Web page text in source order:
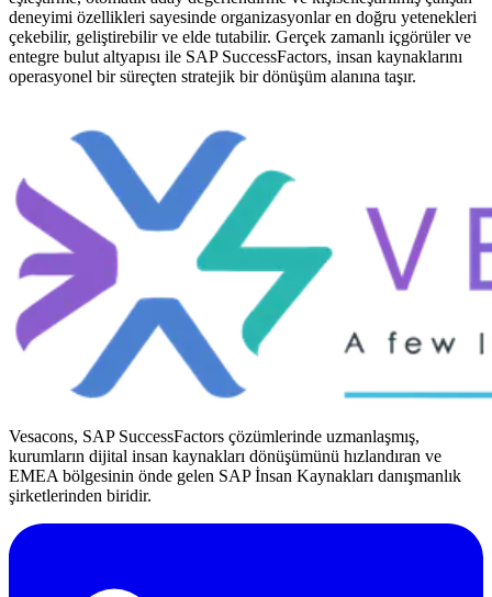
deneyimi özellikleri sayesinde organizasyonlar en doğru yetenekleri
çekebilir, geliştirebilir ve elde tutabilir. Gerçek zamanlı içgörüler ve
entegre bulut altyapısı ile SAP SuccessFactors, insan kaynaklarını
operasyonel bir süreçten stratejik bir dönüşüm alanına taşır.
Vesacons, SAP SuccessFactors çözümlerinde uzmanlaşmış,
kurumların dijital insan kaynakları dönüşümünü hızlandıran ve
EMEA bölgesinin önde gelen SAP İnsan Kaynakları danışmanlık
şirketlerinden biridir.